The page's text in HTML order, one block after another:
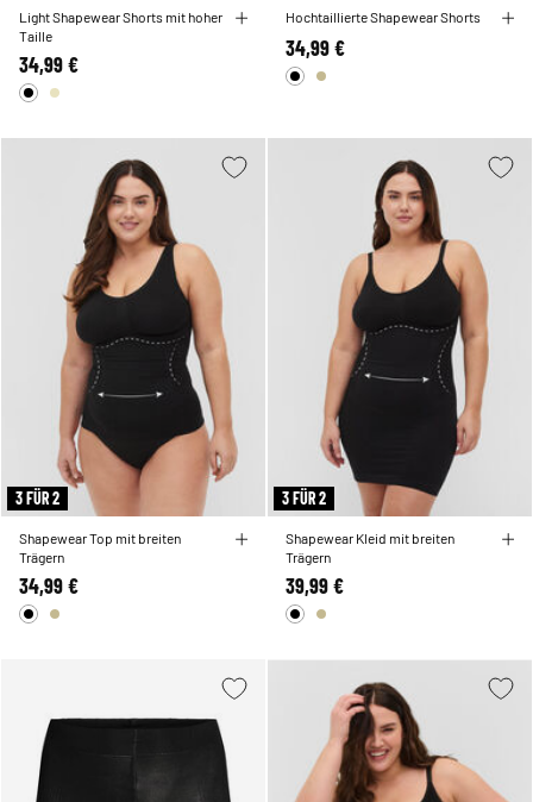
Light Shapewear Shorts mit hoher
Taille
34,99 €
Hochtaillierte Shapewear Shorts
34,99 €
3 FÜR 2
Shapewear Top mit breiten
Trägern
34,99 €
3 FÜR 2
Shapewear Kleid mit breiten
Trägern
39,99 €